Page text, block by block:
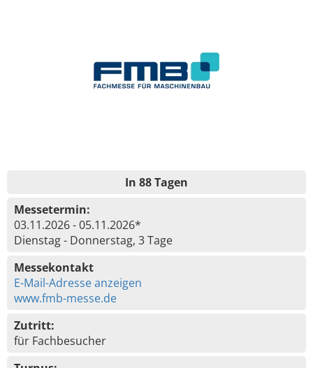
In 88 Tagen
Messetermin:
03.11.2026 - 05.11.2026*
Dienstag - Donnerstag, 3 Tage
Messekontakt
E-Mail-Adresse anzeigen
www.fmb-messe.de
Zutritt:
für Fachbesucher